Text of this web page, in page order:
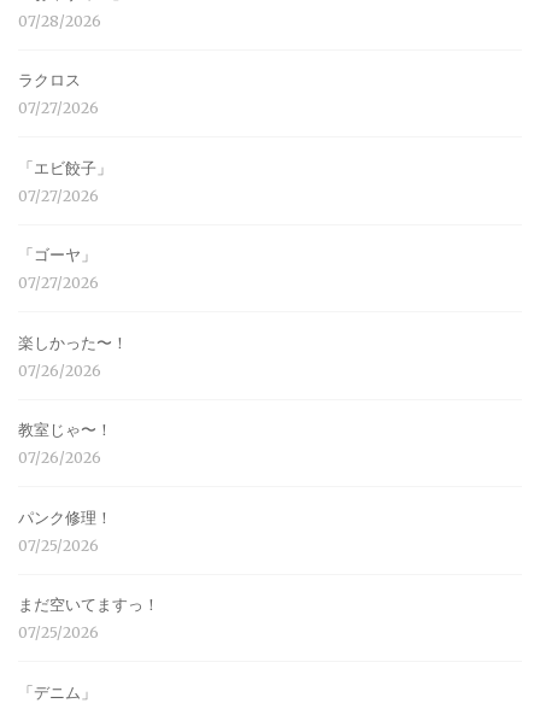
07/28/2026
ラクロス
07/27/2026
「エビ餃子」
07/27/2026
「ゴーヤ」
07/27/2026
楽しかった〜！
07/26/2026
教室じゃ〜！
07/26/2026
パンク修理！
07/25/2026
まだ空いてますっ！
07/25/2026
「デニム」